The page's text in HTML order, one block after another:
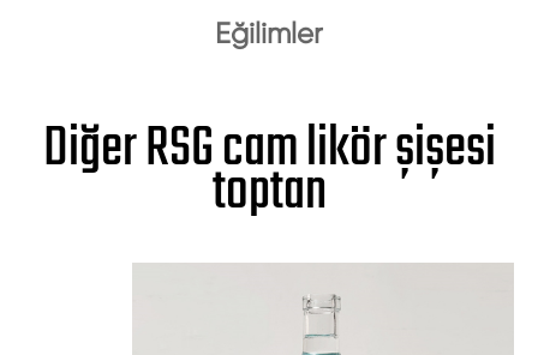
Eğilimler
Diğer RSG cam likör şişesi
toptan